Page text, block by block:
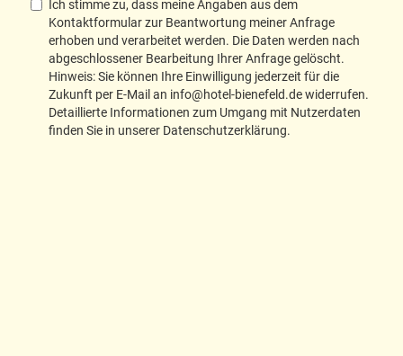
Ich stimme zu, dass meine Angaben aus dem
Kontaktformular zur Beantwortung meiner Anfrage
erhoben und verarbeitet werden. Die Daten werden nach
abgeschlossener Bearbeitung Ihrer Anfrage gelöscht.
Hinweis: Sie können Ihre Einwilligung jederzeit für die
Zukunft per E-Mail an info@hotel-bienefeld.de widerrufen.
Detaillierte Informationen zum Umgang mit Nutzerdaten
finden Sie in unserer Datenschutzerklärung.